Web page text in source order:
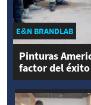
E&N BRANDLAB
Pinturas
factor del